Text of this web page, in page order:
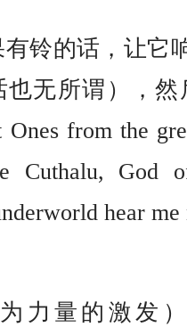
也无所谓），
Ones from the
Cuthalu, God
hear